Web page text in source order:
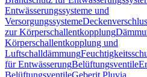
Entwässerungssysteme und
Versorgungssysteme
zur Körperschallentkopplung
Körperschallentkopplung und
Luftschalldämmung
für EntwässerungBelüftungsventile
BelüftungsventileGeberit Pluvia